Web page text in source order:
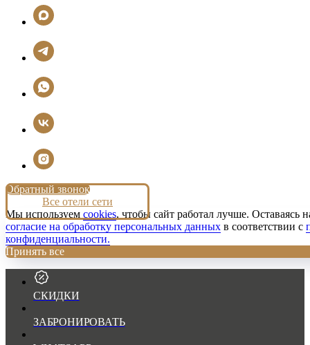
Обратный звонок
Все отели сети
Мы используем cookies, чтобы сайт работал лучше. Оставаясь
согласие на обработку персональных данных в соответствии с
конфиденциальности.
Принять все
СКИДКИ
ЗАБРОНИРОВАТЬ